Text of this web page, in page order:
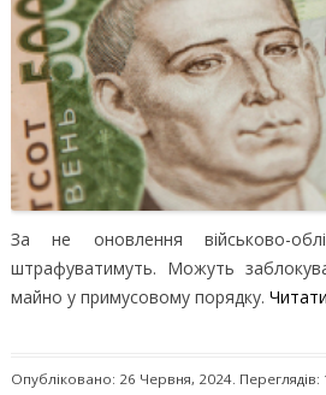
За не оновлення військово-
штрафуватимуть. Можуть
майно у примусовому порядку.
Опубліковано: 26 Червня, 2024. Переглядів: